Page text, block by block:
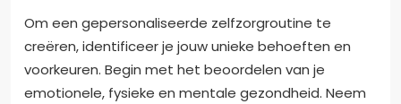
Om een gepersonaliseerde zelfzorgroutine te
creëren, identificeer je jouw unieke behoeften en
voorkeuren. Begin met het beoordelen van je
emotionele, fysieke en mentale gezondheid. Neem